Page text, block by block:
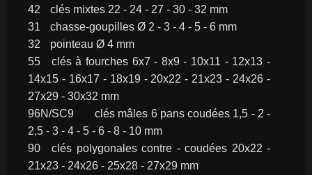
42	clés mixtes 22 - 24 - 27 - 30 - 32 mm
31	chasse-goupilles Ø 2 - 3 - 4 - 5 - 6 mm
32	pointeau Ø 4 mm
55	clés à fourches 6x7 - 8x9 - 10x11 - 12x13 -
14x15 - 16x17 - 18x19 - 20x22 - 21x23 - 24x26 -
27x29 - 30x32 mm
96N/SC9	clés mâles 6 pans coudées 1,5 - 2 -
2,5 - 3 - 4 - 5 - 6 - 8 - 10 mm
90	clés polygonales contre - coudées 20x22 -
21x23 - 24x26 - 25x28 - 27x29 mm